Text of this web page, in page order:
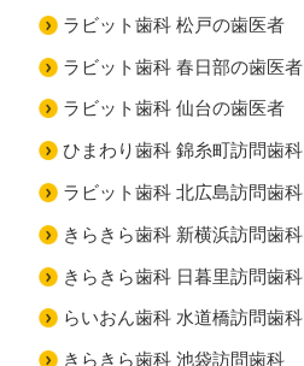
ラビット歯科 松戸の歯医者
ラビット歯科 春日部の歯医者
ラビット歯科 仙台の歯医者
ひまわり歯科 錦糸町訪問歯科
ラビット歯科 北広島訪問歯科
きらきら歯科 新横浜訪問歯科
きらきら歯科 日暮里訪問歯科
らいおん歯科 水道橋訪問歯科
きらきら歯科 池袋訪問歯科